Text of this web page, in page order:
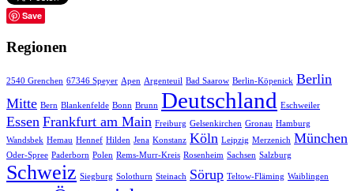
Save
Regionen
2540 Grenchen 67346 Speyer Apen Argenteuil Bad Saarow Berlin-Köpenick Berlin
Mitte Bern Blankenfelde Bonn Brunn Deutschland Eschweiler
Essen Frankfurt am Main Freiburg Gelsenkirchen Gronau Hamburg
Wandsbek Hemau Hennef Hilden Jena Konstanz Köln Leipzig Merzenich München
Oder-Spree Paderborn Polen Rems-Murr-Kreis Rosenheim Sachsen Salzburg
Schweiz Siegburg Solothurn Steinach Sörup Teltow-Fläming Waiblingen